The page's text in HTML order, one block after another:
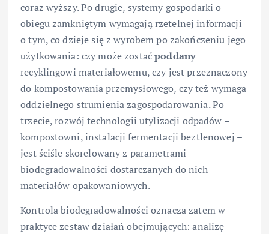
coraz wyższy. Po drugie, systemy gospodarki o
obiegu zamkniętym wymagają rzetelnej informacji
o tym, co dzieje się z wyrobem po zakończeniu jego
użytkowania: czy może zostaćpoddany
recyklingowi materiałowemu, czy jest przeznaczony
do kompostowania przemysłowego, czy też wymaga
oddzielnego strumienia zagospodarowania. Po
trzecie, rozwój technologii utylizacji odpadów –
kompostowni, instalacji fermentacji beztlenowej –
jest ściśle skorelowany z parametrami
biodegradowalności dostarczanych do nich
materiałów opakowaniowych.
Kontrola biodegradowalności oznacza zatem w
praktyce zestaw działań obejmujących: analizę